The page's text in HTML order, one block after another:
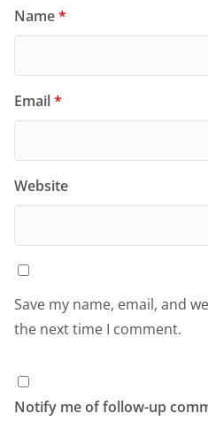
Name*
Email*
Website
Save my name, email, and
the next time I comment.
Notify me of follow-up